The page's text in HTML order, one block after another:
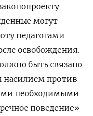
могут
педагогами
освобождения.
быть связано
насилием против
необходимыми
поведение»